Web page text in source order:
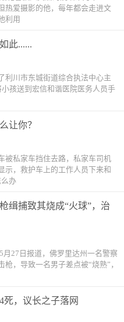
热爱摄影的他，每年都会走进文
利用
此......
利川市东城街道综合执法中心主
孩送到宏信和谐医院医务人员手
让你？
被私家车挡住去路，私家车司机
示，救护车上的工作人员下来和
办
缉捕致其烧成“火球”，治
27日报道，佛罗里达州一名警察
，导致一名男子差点被“烧熟”，
死，议长之子落网